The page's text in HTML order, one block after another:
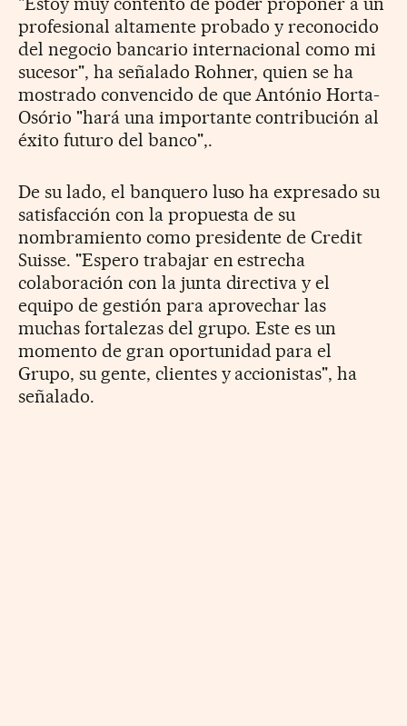
profesional altamente probado y reconocido
del negocio bancario internacional como mi
sucesor", ha señalado Rohner, quien se ha
mostrado convencido de que António Horta-
Osório "hará una importante contribución al
éxito futuro del banco",.
De su lado, el banquero luso ha expresado su
satisfacción con la propuesta de su
nombramiento como presidente de Credit
Suisse. "Espero trabajar en estrecha
colaboración con la junta directiva y el
equipo de gestión para aprovechar las
muchas fortalezas del grupo. Este es un
momento de gran oportunidad para el
Grupo, su gente, clientes y accionistas", ha
señalado.